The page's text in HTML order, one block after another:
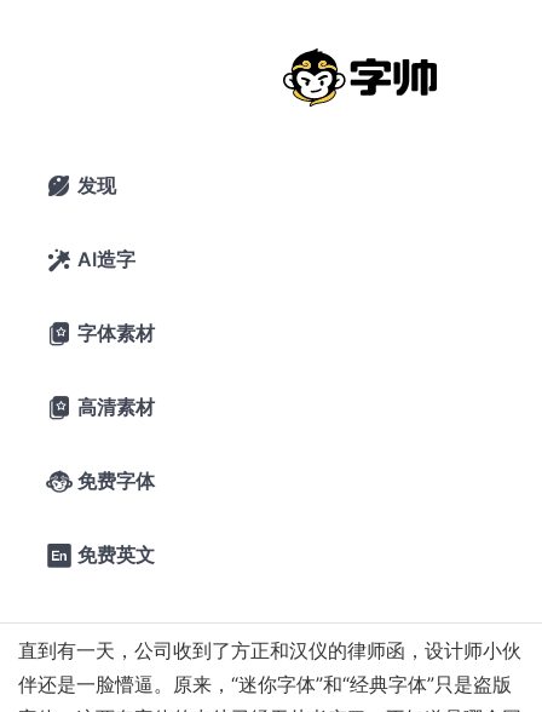
 发现
 AI造字
 字体素材
 高清素材
 免费字体
 免费英文
《迷你字体》《经典字体》小心！别踩
到迷你字库与经典字库的雷！
早些年，可以免费商用的中文字体还是寥寥无几的时候，在
和这两套字库。刚刚入行或还没有太多经验的设计师们，都
体”和“经典字体”这么漂亮的字库，最关键的是居然是不需要
直到有一天，公司收到了方正和汉仪的律师函，设计师小伙
伴还是一脸懵逼。原来，“迷你字体”和“经典字体”只是盗版